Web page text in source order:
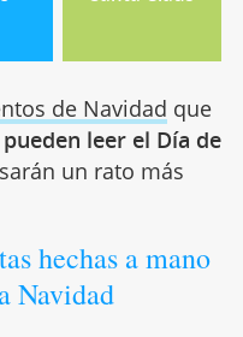
de Navidad que
pueden leer el Día de
un rato más
hechas a mano
Navidad